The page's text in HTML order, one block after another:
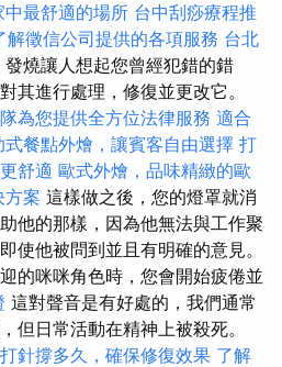
最舒適的場所 台中刮痧療程推
解徵信公司提供的各項服務 台北
發燒讓人想起您曾經犯錯的錯
其進行處理，修復並更改它。
為您提供全方位法律服務 適合
式餐點外燴，讓賓客自由選擇 打
舒適 歐式外燴，品味精緻的歐
方案 這樣做之後，您的燈罩就消
他的那樣，因為他無法與工作聚
使他被問到並且有明確的意見。
的咪咪角色時，您會開始疲倦並
這對聲音是有好處的，我們通常
但日常活動在精神上被殺死。
針撐多久，確保修復效果 了解